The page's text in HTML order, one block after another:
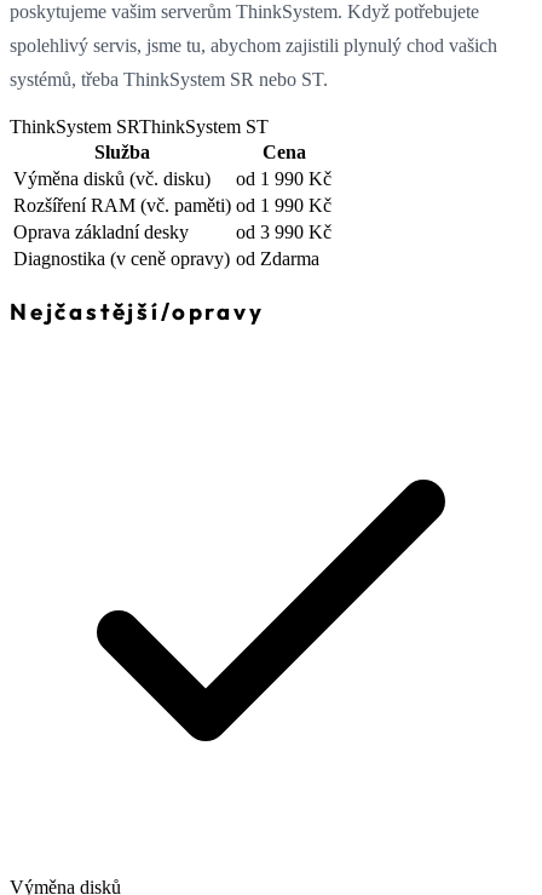
poskytujeme vašim serverům ThinkSystem. Když potřebujete
spolehlivý servis, jsme tu, abychom zajistili plynulý chod vašich
systémů, třeba ThinkSystem SR nebo ST.
ThinkSystem SRThinkSystem ST
Služba
Cena
Výměna disků (vč. disku)
od 1 990 Kč
Rozšíření RAM (vč. paměti) od 1 990 Kč
Oprava základní desky
od 3 990 Kč
Diagnostika (v ceně opravy) od Zdarma
Nejčastější/opravy
Výměna disků